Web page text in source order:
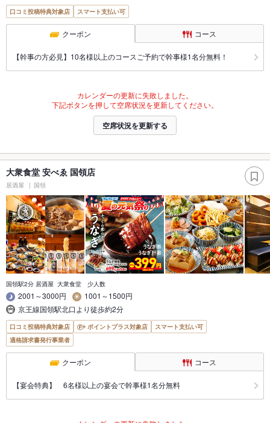
口コミ投稿特典対象店 スマート支払い可
クーポン コース
【幹事の方必見】10名様以上のコースご予約で幹事様1名分無料！
カレンダーの更新に失敗しました。
下記ボタンを押して空席状況を更新してください。
空席状況を更新する
大衆食堂 安べゑ 国領店
居酒屋 国領
国領駅2分 居酒屋 大衆食堂 少人数
2001～3000円
1001～1500円
京王線国領駅北口より徒歩約2分
口コミ投稿特典対象店 ポイントプラス対象店
スマート支払い可
適格請求書発行事業者
クーポン コース
【宴会特典】 6名様以上の宴会で幹事様1名分無料